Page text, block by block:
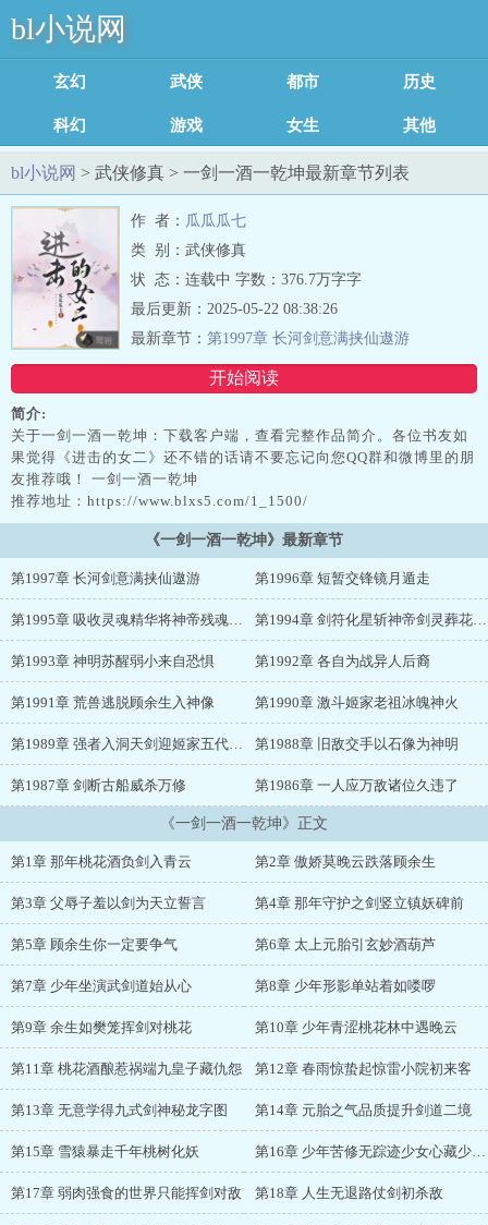
bl小说网
玄幻魔法 武侠修真 都市言情 历史军事
科幻灵异 游戏竞技 女生耽美 其他类型
足迹记录
bl小说网 > 武侠修真 > 一剑一酒一乾坤最新章节列表
作 者： 瓜瓜瓜七
类 别：武侠修真
状 态：连载中 字数：376.7万字字
开始阅读
最后更新：2025-05-22 08:38:26
最新章节： 第1997章 长河剑意满挟仙遨游
简介:
关于一剑一酒一乾坤：下载客户端，查看完整作品简介。各位书友如
果觉得《进击的女二》还不错的话请不要忘记向您QQ群和微博里的朋
友推荐哦！ 一剑一酒一乾坤
推荐地址：https://www.blxs5.com/1_1500/
《一剑一酒一乾坤》最新章节
第1997章 长河剑意满挟仙遨游 第1996章 短暂交锋镜月遁走
第1995章 吸收灵魂精华将神帝残魂丢进魂渊 第1994章 剑符化星斩神帝剑灵葬花护少年
第1993章 神明苏醒弱小来自恐惧 第1992章 各自为战异人后裔
第1991章 荒兽逃脱顾余生入神像 第1990章 激斗姬家老祖冰魄神火
第1989章 强者入洞天剑迎姬家五代老祖 第1988章 旧敌交手以石像为神明
第1987章 剑断古船威杀万修 第1986章 一人应万敌诸位久违了
《一剑一酒一乾坤》正文
第1章 那年桃花酒负剑入青云 第2章 傲娇莫晚云跌落顾余生
第3章 父辱子羞以剑为天立誓言 第4章 那年守护之剑竖立镇妖碑前
第5章 顾余生你一定要争气 第6章 太上元胎引玄妙酒葫芦
第7章 少年坐演武剑道始从心 第8章 少年形影单站着如喽啰
第9章 余生如樊笼挥剑对桃花 第10章 少年青涩桃花林中遇晚云
第11章 桃花酒酿惹祸端九皇子藏仇怨 第12章 春雨惊蛰起惊雷小院初来客
第13章 无意学得九式剑神秘龙字图 第14章 元胎之气品质提升剑道二境
第15章 雪猿暴走千年桃树化妖 第16章 少年苦修无踪迹少女心藏少年志
第17章 弱肉强食的世界只能挥剑对敌 第18章 人生无退路仗剑初杀敌